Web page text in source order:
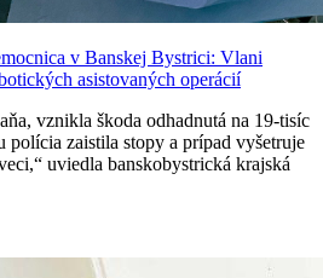
v Banskej Bystrici: Vlani
asistovaných operácií
vznikla škoda odhadnutá na 19-tisíc
polícia zaistila stopy a prípad vyšetruje
uviedla banskobystrická krajská